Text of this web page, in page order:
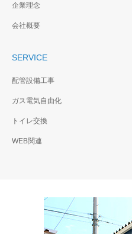
企業理念
会社概要
SERVICE
配管設備工事
ガス電気自由化
トイレ交換
WEB関連